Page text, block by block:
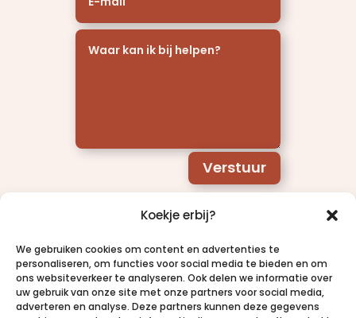
Koekje erbij?
We gebruiken cookies om content en advertenties te
personaliseren, om functies voor social media te bieden en om
ons websiteverkeer te analyseren. Ook delen we informatie over
uw gebruik van onze site met onze partners voor social media,
adverteren en analyse. Deze partners kunnen deze gegevens
Verstuur